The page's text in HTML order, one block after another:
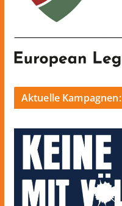
Aktuelle Kampagnen: